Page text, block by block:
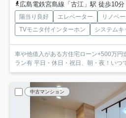
広島電鉄宮島線「古江」駅 徒歩10分
陽当り良好 エレベーター リノベ
TVモニタ付インターホン
システムキ
車や他借入がある方住宅ローン+500万円
ラン有 平日・休日・祝日、朝・夜！い
中古マンション